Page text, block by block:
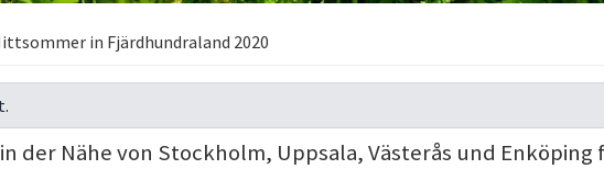
in Fjärdhundraland 2020
der Nähe von Stockholm, Uppsala, Västerås und Enköping